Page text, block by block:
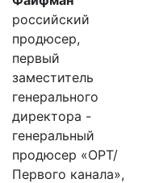
российский
продюсер,
первый
заместитель
генерального
директора -
генеральный
продюсер «ОРТ/
Первого канала»,